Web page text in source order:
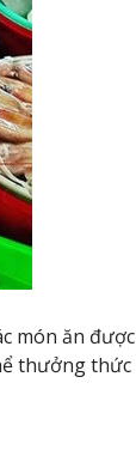
món ăn được
thưởng thức